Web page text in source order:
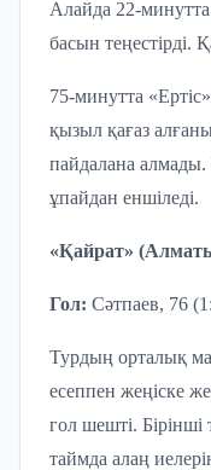
Алайда 22-
басын теңестірді.
75-минутта
қызыл қағаз
пайдалана алмады.
ұпайдан еншіледі.
«Қайрат»
Гол: Сәтпаев, 76
Турдың орталық
есеппен жеңіске
гол шешті. Бірінші
таймда алаң